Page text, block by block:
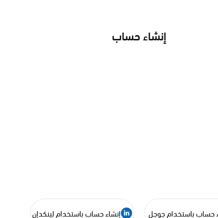
إنشاء حساب
حساب باستخدام جوجل إنشاء حساب باستخدام لينكدإن